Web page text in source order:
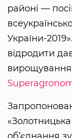
районі —
України-
відродити